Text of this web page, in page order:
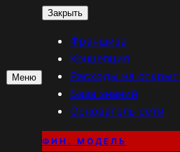
Меню
Закрыть
Франшиза
Концепция
Расходы на
База знаний
Основатель сети
ФИН. МОДЕЛЬ
UEMAN
по
в